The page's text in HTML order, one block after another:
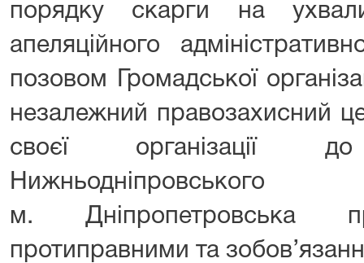
порядку скарги на ухвали
апеляційного
позовом Громадської
незалежний правозахисний
своєї організації
м. Дніпропетровська
протиправними та